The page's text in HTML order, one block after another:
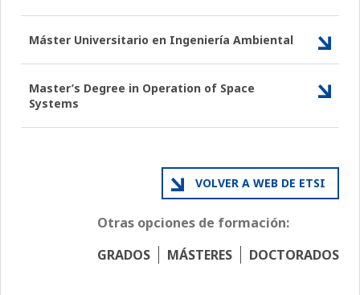
Máster Universitario en Ingeniería Ambiental
Master’s Degree in Operation of Space
Systems
VOLVER A WEB DE ETSI
Otras opciones de formación:
GRADOS
MÁSTERES DOCTORADOS